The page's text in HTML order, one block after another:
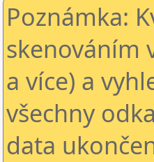
Poznámka:
skenováním
a více) a
všechny
data